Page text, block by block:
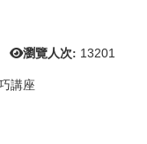
瀏覽人次: 13201
講座